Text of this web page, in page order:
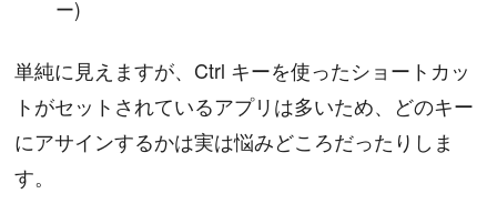
ー)
単純に見えますが、Ctrl キーを使ったショートカッ
トがセットされているアプリは多いため、どのキー
にアサインするかは実は悩みどころだったりしま
す。